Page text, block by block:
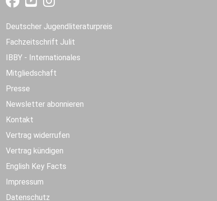
Deutscher Jugendliteraturpreis
Fachzeitschrift Julit
IBBY - Internationales
Mitgliedschaft
Presse
Newsletter abonnieren
Kontakt
Vertrag widerrufen
Vertrag kündigen
English Key Facts
Impressum
Datenschutz